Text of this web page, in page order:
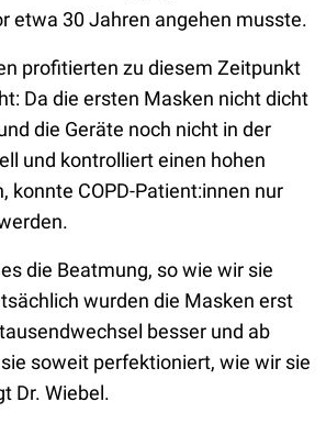
etwa 30 Jahren angehen musste.
profitierten zu diesem Zeitpunkt
Da die ersten Masken nicht dicht
die Geräte noch nicht in der
und kontrolliert einen hohen
konnte COPD-Patient:innen nur
die Beatmung, so wie wir sie
wurden die Masken erst
besser und ab
soweit perfektioniert, wie wir sie
Dr. Wiebel.